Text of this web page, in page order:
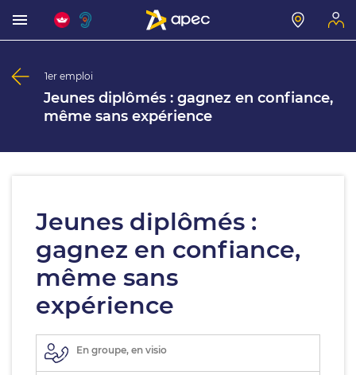
1er emploi
Jeunes diplômés : gagnez en confiance,
même sans expérience
Jeunes diplômés :
gagnez en confiance,
même sans
expérience
En groupe, en visio